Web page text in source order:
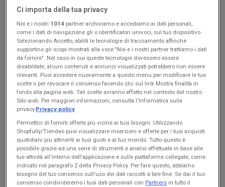
Sconti gustosi
Scade il 21/08 Zocca Scade il 16/08 Zocca
Max Supermercati
Buon Ferragosto
Famila Superstore
Offerte d'agosto
Ci importa della tua privacy
Noi e i nostri 1014 partner archiviamo e accediamo ai dati personali,
come i dati di navigazione gli o identificatori univoci, sul tuo dispositivo.
Selezionando Accetto, abiliti le tecnologie di tracciamento affinché
supportino gli scopi mostrati alla voce "Noi e i nostri partner trattiamo i dati
da fornire". Nel caso in cui queste tecnologie dovessero essere
disabilitate, alcuni contenuti e annunci visualizzati potrebbero non essere
rilevanti. Puoi accedere nuovamente a questo menu per modificare le tue
scelte o per revocare il consenso facendo clic sul link Mostra finalità in
fondo alla pagina web. Tali scelte avranno effetto nel contesto del nostro
Sito web. Per maggiori informazioni, consulta l'Informativa sulla
privacy.Privacy policy
Permettici di fornirti offerte più vicine ai tuoi bisogni: Utilizzando
Shopfully/Tiendeo puoi visualizzare inserzioni e offerte per i tuoi acquisti
quotidiani più attinenti ai tuoi gusti e al tuo mondo. Tutto questo è
possibile grazie ad una serie di strumenti e analisi effettuate in base alle
tue attività all'interno dell'applicazione e sulle piattaforme collegate, come
indicato nel paragrafo 2 della Privacy Policy. Per fare questo, abbiamo
bisogno del tuo consenso sull'uso dei dati raccolti a tale fine. Se dai il tuo
consenso condivideremo i tuoi dati personali con Partners in tutto il